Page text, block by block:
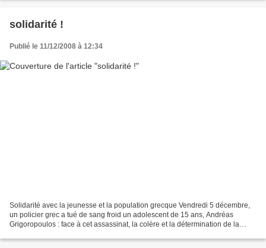
solidarité !
Publié le 11/12/2008 à 12:34
Solidarité avec la jeunesse et la population grecque Vendredi 5 décembre,
un policier grec a tué de sang froid un adolescent de 15 ans, Andréas
Grigoropoulos : face à cet assassinat, la colère et la détermination de la